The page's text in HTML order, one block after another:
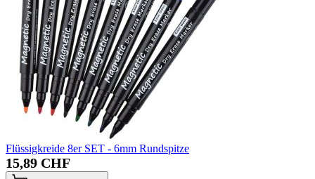
Flüssigkreide 8er SET - 6mm Rundspitze
15,89 CHF